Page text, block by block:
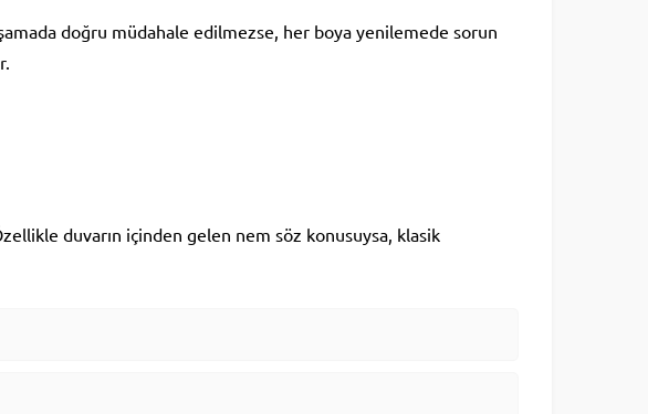
doğru müdahale edilmezse, her boya yenilemede sorun
duvarın içinden gelen nem söz konusuysa, klasik